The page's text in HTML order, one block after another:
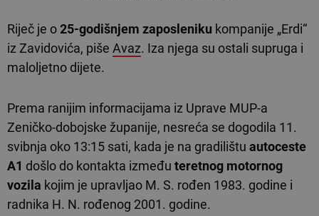
Riječ je o25-godišnjem zaposleniku kompanije „Erdi“
iz Zavidovića, piše Avaz. Iza njega su ostali supruga i
maloljetno dijete.
Prema ranijim informacijama iz Uprave MUP-a
Zeničko-dobojske županije, nesreća se dogodila 11.
svibnja oko 13:15 sati, kada je na gradilištu autoceste
A1 došlo do kontakta između teretnog motornog
vozila kojim je upravljao M. S. rođen 1983. godine i
radnika H. N. rođenog 2001. godine.